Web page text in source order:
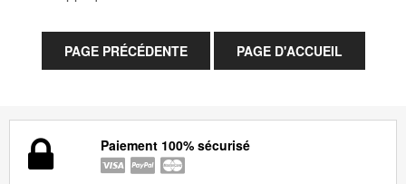
Paiement 100% sécurisé